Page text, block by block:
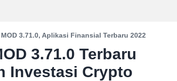
3.71.0, Aplikasi Finansial Terbaru 2022
3.71.0 Terbaru
Investasi Crypto